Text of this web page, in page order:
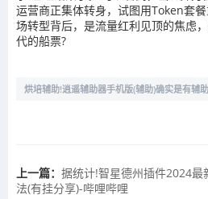
运营商正集体转身，试图用Token套
场转型背后，是流量红利见顶的焦虑
代的船票?
烘培辅助!逍遥辅助器手机版(辅助)确实是有辅
上一篇： 据统计!智星德州插件2024
法(有挂分享)-哔哩哔哩